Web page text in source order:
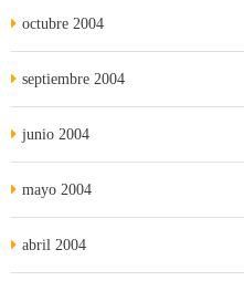
octubre 2004
septiembre 2004
junio 2004
mayo 2004
abril 2004